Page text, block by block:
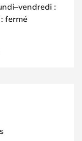
:
fermé